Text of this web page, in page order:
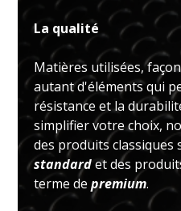
La qualité
Matières utilisées,
autant d'éléments qui
résistance et la
simplifier votre choix,
des produits classiques
standardet des
terme depremium.